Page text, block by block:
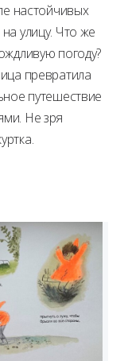
настойчивых
улицу. Что же
погоду?
превратила
путешествие
Не зря